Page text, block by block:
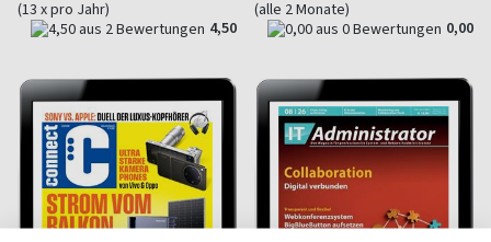
(13 x pro Jahr)
4,50
(alle 2 Monate)
0,00